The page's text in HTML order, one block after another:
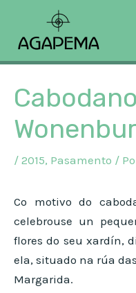
contido
/ 2015, Pasamento /
Co motivo do
celebrouse un
flores do seu xardín,
ela, situado na rúa
Margarida.
Navegación
entradas
s
ó
r
o